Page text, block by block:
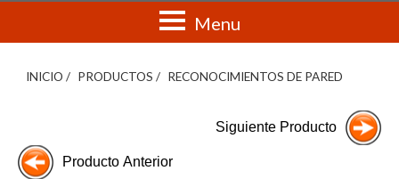
Menu
INICIO / PRODUCTOS / RECONOCIMIENTOS DE PARED